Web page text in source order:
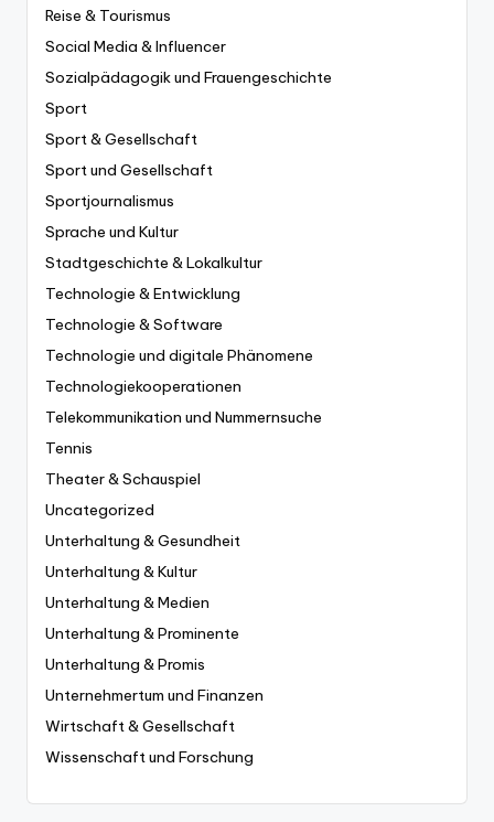
Reise & Tourismus
Social Media & Influencer
Sozialpädagogik und Frauengeschichte
Sport
Sport & Gesellschaft
Sport und Gesellschaft
Sportjournalismus
Sprache und Kultur
Stadtgeschichte & Lokalkultur
Technologie & Entwicklung
Technologie & Software
Technologie und digitale Phänomene
Technologiekooperationen
Telekommunikation und Nummernsuche
Tennis
Theater & Schauspiel
Uncategorized
Unterhaltung & Gesundheit
Unterhaltung & Kultur
Unterhaltung & Medien
Unterhaltung & Prominente
Unterhaltung & Promis
Unternehmertum und Finanzen
Wirtschaft & Gesellschaft
Wissenschaft und Forschung